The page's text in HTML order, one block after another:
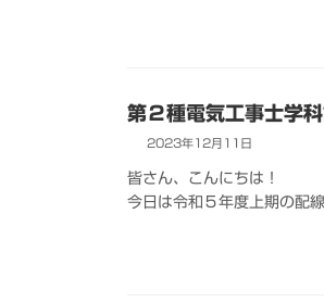
第２種電気工事士学
2023年12月11日
皆さん、こんにちは！
今日は令和５年度上期の配